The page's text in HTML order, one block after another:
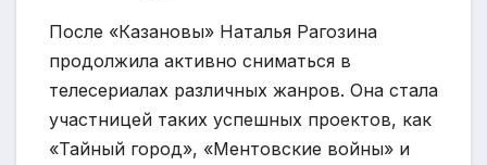
После «Казановы» Наталья Рагозина
продолжила активно сниматься в
телесериалах различных жанров. Она стала
участницей таких успешных проектов, как
«Тайный город», «Ментовские войны» и